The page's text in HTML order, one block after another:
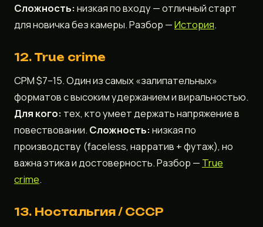
Сложность:низкая по входу — отличный старт
для новичка без камеры. Разбор —История.
12. True crime
CPM $7–15. Один из самых «залипательных»
форматов с высоким удержанием и виральностью.
Для кого: тех, кто умеет держать напряжение в
повествовании. Сложность:низкая по
производству (faceless, нарратив + футаж), но
важна этика и достоверность. Разбор — True
crime.
13. Ностальгия / СССР